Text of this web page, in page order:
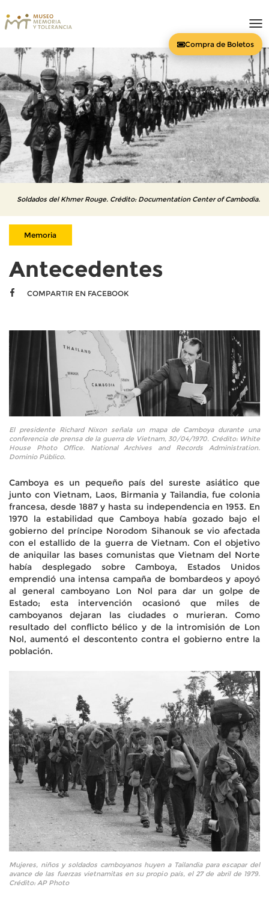
Soldados del Khmer Rouge. Crédito: Documentation Center of Cambodia.
Memoria
Antecedentes
COMPARTIR EN FACEBOOK
El presidente Richard Nixon señala un mapa de Camboya durante una
conferencia de prensa de la guerra de Vietnam, 30/04/1970. Crédito: White
House Photo Office. National Archives and Records Administration.
Dominio Público.
Camboya es un pequeño país del sureste asiático que
junto con Vietnam, Laos, Birmania y Tailandia, fue colonia
francesa, desde 1887 y hasta su independencia en 1953. En
1970 la estabilidad que Camboya había gozado bajo el
gobierno del príncipe Norodom Sihanouk se vio afectada
con el estallido de la guerra de Vietnam. Con el objetivo
de aniquilar las bases comunistas que Vietnam del Norte
había desplegado sobre Camboya, Estados Unidos
emprendió una intensa campaña de bombardeos y apoyó
al general camboyano Lon Nol para dar un golpe de
Estado; esta intervención ocasionó que miles de
camboyanos dejaran las ciudades o murieran. Como
resultado del conflicto bélico y de la intromisión de Lon
Nol, aumentó el descontento contra el gobierno entre la
población.
Mujeres, niños y soldados camboyanos huyen a Tailandia para escapar del
avance de las fuerzas vietnamitas en su propio país, el 27 de abril de 1979.
Crédito: AP Photo
Compra de Boletos